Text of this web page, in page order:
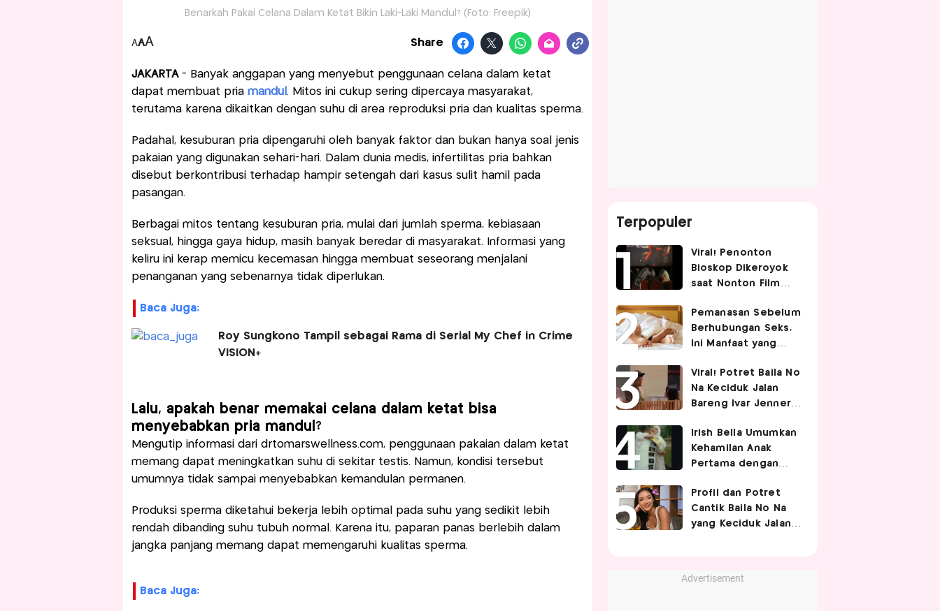
Benarkah Pakai Celana Dalam Ketat Bikin Laki-Laki Mandul? (Foto: Freepik)
AAA Share
JAKARTA- Banyak anggapan yang menyebut penggunaan celana dalam ketat
dapat membuat pria mandul . Mitos ini cukup sering dipercaya masyarakat,
terutama karena dikaitkan dengan suhu di area reproduksi pria dan kualitas sperma.
Padahal, kesuburan pria dipengaruhi oleh banyak faktor dan bukan hanya soal jenis
pakaian yang digunakan sehari-hari. Dalam dunia medis, infertilitas pria bahkan
disebut berkontribusi terhadap hampir setengah dari kasus sulit hamil pada
pasangan.
Berbagai mitos tentang kesuburan pria, mulai dari jumlah sperma, kebiasaan
seksual, hingga gaya hidup, masih banyak beredar di masyarakat. Informasi yang
keliru ini kerap memicu kecemasan hingga membuat seseorang menjalani
penanganan yang sebenarnya tidak diperlukan.
Baca Juga:
Roy Sungkono Tampil sebagai Rama di Serial My Chef in Crime
VISION+
Lalu, apakah benar memakai celana dalam ketat bisa
menyebabkan pria mandul?
Mengutip informasi dari drtomarswellness.com, penggunaan pakaian dalam ketat
memang dapat meningkatkan suhu di sekitar testis. Namun, kondisi tersebut
umumnya tidak sampai menyebabkan kemandulan permanen.
Produksi sperma diketahui bekerja lebih optimal pada suhu yang sedikit lebih
rendah dibanding suhu tubuh normal. Karena itu, paparan panas berlebih dalam
jangka panjang memang dapat memengaruhi kualitas sperma.
Baca Juga:
Terpopuler
Viral! Penonton
Bioskop Dikeroyok
saat Nonton Film
Pemanasan Sebelum
Berhubungan Seks,
Ini Manfaat yang
Pasangan
Viral! Potret Baila No
Na Keciduk Jalan
Bareng Ivar Jenner,
Irish Bella Umumkan
Kehamilan Anak
Pertama dengan
Profil dan Potret
Cantik Baila No Na
yang Keciduk Jalan
Advertisement